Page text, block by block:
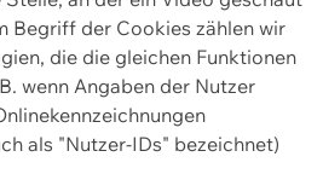
Begriff der Cookies zählen wir
die die gleichen Funktionen
wenn Angaben der Nutzer
als "Nutzer-IDs" bezeichnet)